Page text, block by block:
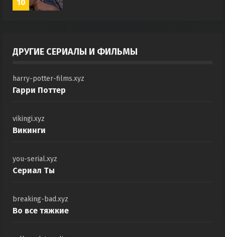
10
ДРУГИЕ СЕРИАЛЫ И ФИЛЬМЫ
harry-potter-films.xyz
Гарри Поттер
vikingi.xyz
Викинги
you-serial.xyz
Сериал Ты
breaking-bad.xyz
Во все тяжкие